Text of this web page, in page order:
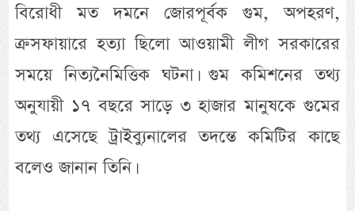
বিরোধী মত দমনে জোরপূর্বক গুম, অপহরণ,
ক্রসফায়ারে হত্যা ছিলো আওয়ামী লীগ সরকারের
সময়ে নিত্যনৈমিত্তিক ঘটনা। গুম কমিশনের তথ্য
অনুযায়ী ১৭ বছরে সাড়ে ৩ হাজার মানুষকে গুমের
তথ্য এসেছে ট্রাইব্যুনালের তদন্তে কমিটির কাছে
বলেও জানান তিনি।